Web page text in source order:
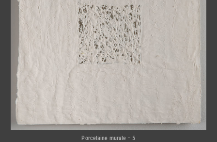
Porcelaine murale – 5